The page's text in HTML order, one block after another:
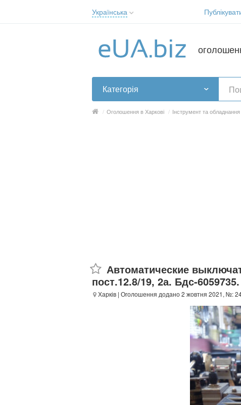
Українська
Українська
Категорія
/ Оголошення в Харкові / Інструмент та
Автоматические
пост.12.8/19, 2а. Бдс-
Харків | Оголошення додано 2 жовтня 2021, №: